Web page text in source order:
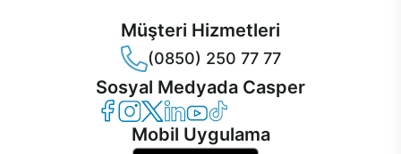
Müşteri Hizmetleri
(0850) 250 77 77
Sosyal Medyada Casper
Casper Facebook
Casper Instagram
Casper Twitter
Casper LinkedIn
Casper YouTube
Casper TikTok
Mobil Uygulama